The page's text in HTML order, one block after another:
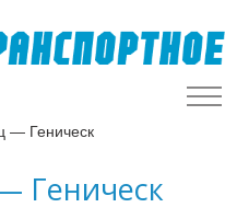
— Геническ
Геническ